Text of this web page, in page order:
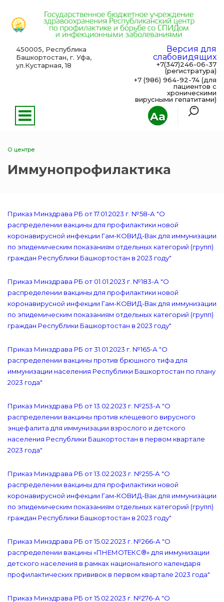
Aa
450005, Республика
Башкортостан, г. Уфа,
ул.Кустарная, 18
Версия для
слабовидящих
+7(347)246-06-37
(регистратура)
+7 (986) 964-92-74 (для
пациентов с
хроническими
вирусными гепатитами)
О центре
Иммунопрофилактика
Приказ Минздрава РБ от 17.01.2023 г. №58-А "О
распределении вакцины для профилактики новой
коронавирусной инфекции Гам-КОВИД-Вак для иммунизации
по эпидемическим показаниям отдельных категорий (групп)
граждан Республики Башкортостан в 2023 году"
Приказ Минздрава РБ от 01.01.2023 г. №183-А "О
распределении вакцины для профилактики новой
коронавирусной инфекции Гам-КОВИД-Вак для иммунизации
по эпидемическим показаниям отдельных категорий (групп)
граждан Республики Башкортостан в 2023 году"
Приказ Минздрава РБ от 31.01.2023 г. №165-А "О
распределении вакцины против брюшного тифа для
иммунизации населения Республики Башкортостан по плану
2023 года"
Приказ Минздрава РБ от 13.02.2023 г. №253-А "О
распределении вакцины против клещевого вирусного
энцефалита для иммунизации взрослого и детского
населения Республики Башкортостан в первом квартале
2023 года"
Приказ Минздрава РБ от 13.02.2023 г. №255-А "О
распределении вакцины для профилактики новой
коронавирусной инфекции Гам-КОВИД-Вак для иммунизации
по эпидемическим показаниям отдельных категорий (групп)
граждан Республики Башкортостан в 2023 году"
Приказ Минздрава РБ от 15.02.2023 г. №266-А "О
распределении вакцины «ПНЕМОТЕКС®» для иммунизации
детского населения в рамках национального календаря
профилактических прививок в первом квартале 2023 года"
Приказ Минздрава РБ от 15.02.2023 г. №276-А "О